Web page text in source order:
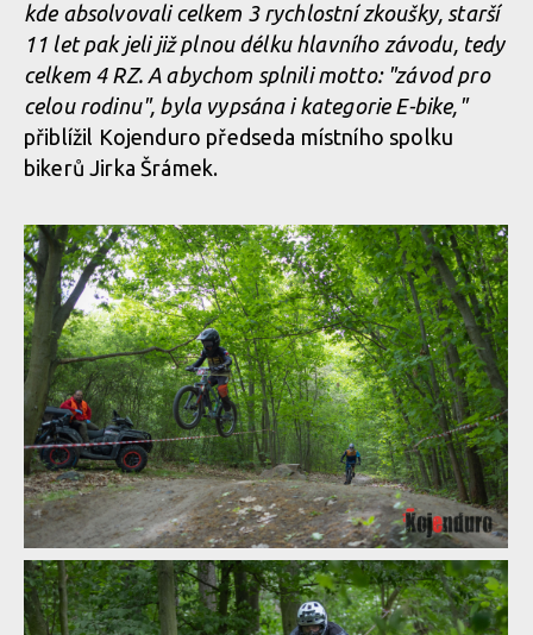
kde absolvovali celkem 3 rychlostní zkoušky, starší
11 let pak jeli již plnou délku hlavního závodu, tedy
celkem 4 RZ. A abychom splnili motto: "závod pro
celou rodinu", byla vypsána i kategorie E-bike,"
přiblížil Kojenduro předseda místního spolku
bikerů Jirka Šrámek.
Kojenduro - horská cyklistika v Polabí? Zájem o závod předčil
očekávání!